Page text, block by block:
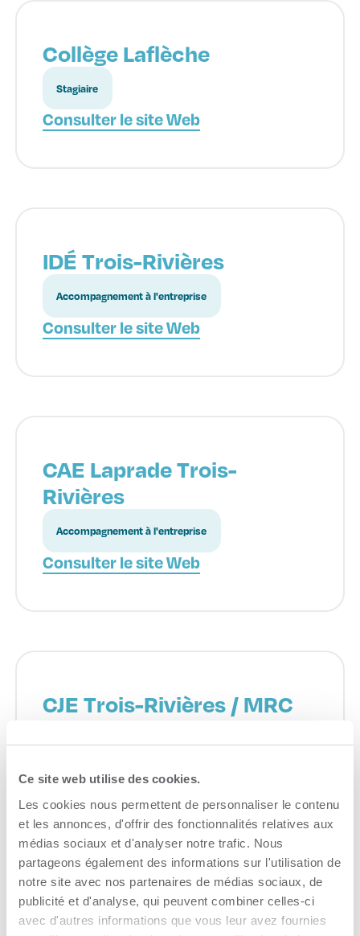
Ce site web utilise des cookies.
Les cookies nous permettent de personnaliser le contenu
et les annonces, d'offrir des fonctionnalités relatives aux
médias sociaux et d'analyser notre trafic. Nous
partageons également des informations sur l'utilisation de
notre site avec nos partenaires de médias sociaux, de
publicité et d'analyse, qui peuvent combiner celles-ci
avec d'autres informations que vous leur avez fournies
Collège Laflèche
Stagiaire
Consulter le site Web
IDÉ Trois-Rivières
Accompagnement à l'entreprise
Consulter le site Web
CAE Laprade Trois-
Rivières
Accompagnement à l'entreprise
Consulter le site Web
CJE Trois-Rivières / MRC
Consulter le site Web